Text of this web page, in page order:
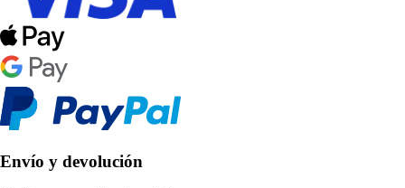
Envío y devolución